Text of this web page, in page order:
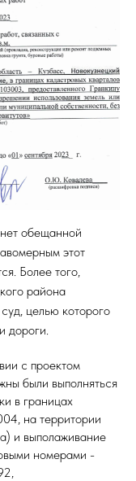
обещанной
этот
Более того,
района
целью которого
дороги.
с проектом
были выполняться
в границах
на территории
и выполаживание
номерами -